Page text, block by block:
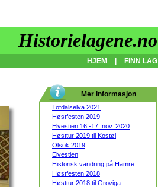
Historielagene.no
HJEM FINN LAG
Mer informasjon
Tofdalselva 2021
Høstfesten 2019
Elvestien 16.-17. nov. 2020
Høsttur 2019 til Kostøl
Olsok 2019
Elvestien
Historisk vandring på Hamre
Høstfesten 2018
Høsttur 2018 til Groviga